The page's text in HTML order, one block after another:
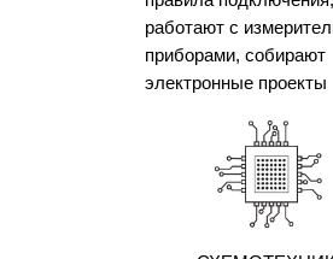
работают с
приборами, собирают
электронные проекты